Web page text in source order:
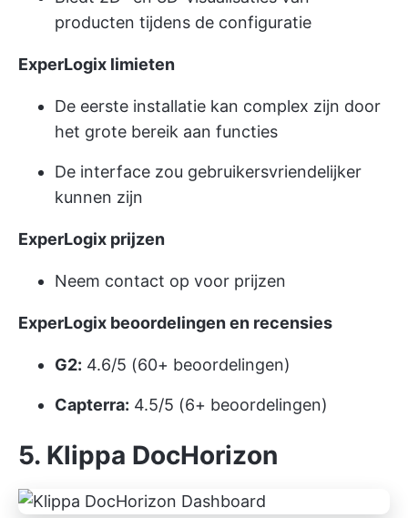
producten tijdens de configuratie
ExperLogix limieten
De eerste installatie kan complex zijn door
het grote bereik aan functies
De interface zou gebruikersvriendelijker
kunnen zijn
ExperLogix prijzen
Neem contact op voor prijzen
ExperLogix beoordelingen en recensies
G2: 4.6/5 (60+ beoordelingen)
Capterra: 4.5/5 (6+ beoordelingen)
5. Klippa DocHorizon